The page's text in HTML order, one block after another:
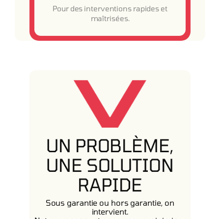
Pour des interventions rapides et
maîtrisées.
UN PROBLÈME,
UNE SOLUTION
RAPIDE
Sous garantie ou hors garantie, on
intervient.